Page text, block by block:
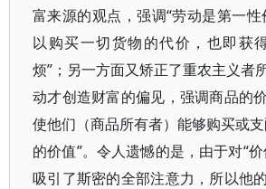
富来源的观点，强调“劳动是第一性
以购买一切货物的代价，也即获
烦”；另一方面又矫正了重农主义者
动才创造财富的偏见，强调商品的
使他们（商品所有者）能够购买或
的价值”。令人遗憾的是，由于对“
吸引了斯密的全部注意力，所以他